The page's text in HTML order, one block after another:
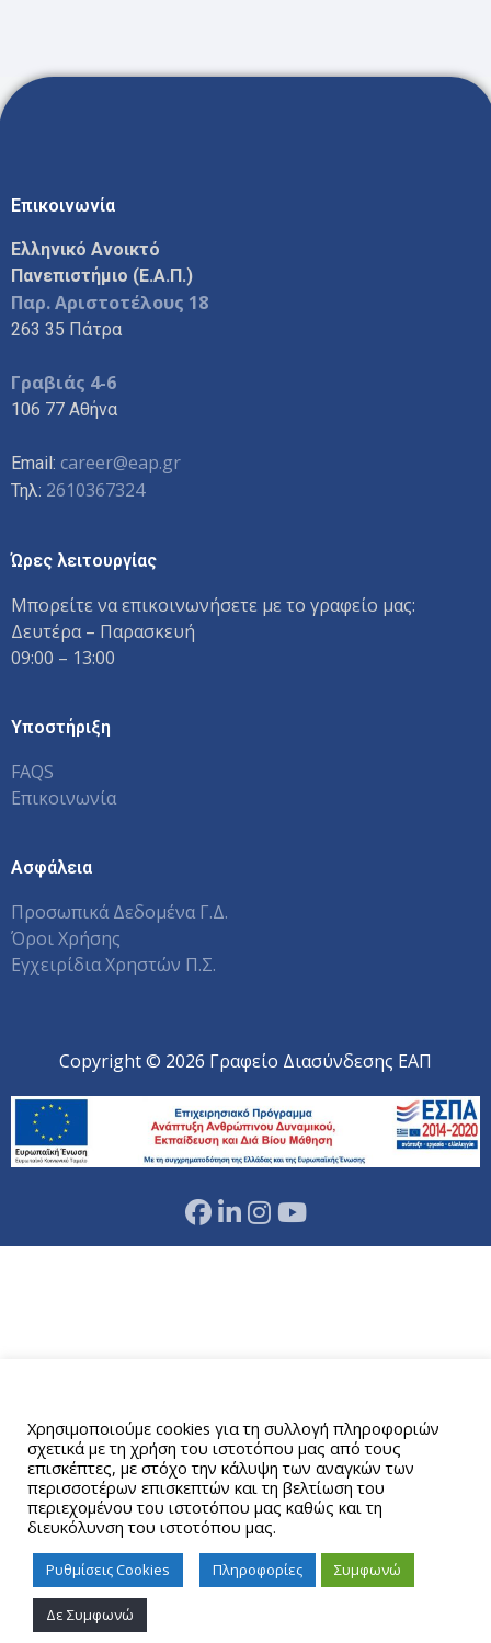
Επικοινωνία
Ελληνικό Ανοικτό
Πανεπιστήμιο (Ε.Α.Π.)
Παρ. Αριστοτέλους 18
263 35 Πάτρα
Γραβιάς 4-6
106 77 Αθήνα
Email: career@eap.gr
Τηλ: 2610367324
Ώρες λειτουργίας
Μπορείτε να επικοινωνήσετε με το γραφείο μας:
Δευτέρα – Παρασκευή
09:00 – 13:00
Υποστήριξη
FAQS
Επικοινωνία
Ασφάλεια
Προσωπικά Δεδομένα Γ.Δ.
Όροι Χρήσης
Εγχειρίδια Χρηστών Π.Σ.
Copyright © 2026 Γραφείο Διασύνδεσης ΕΑΠ
Χρησιμοποιούμε cookies για τη συλλογή πληροφοριών
σχετικά με τη χρήση του ιστοτόπου μας από τους
επισκέπτες, με στόχο την κάλυψη των αναγκών των
περισσοτέρων επισκεπτών και τη βελτίωση του
περιεχομένου του ιστοτόπου μας καθώς και τη
διευκόλυνση του ιστοτόπου μας.
Ρυθμίσεις Cookies Πληροφορίες Συμφωνώ
Δε Συμφωνώ